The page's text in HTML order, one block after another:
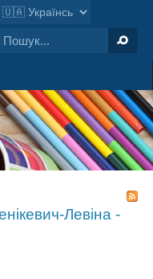
Левіна -